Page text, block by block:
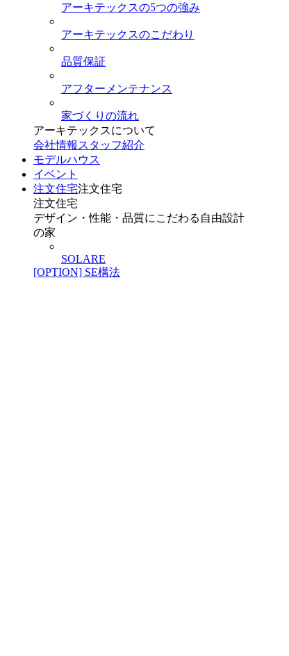
アーキテックスの5つの強み
アーキテックスのこだわり
品質保証
アフターメンテナンス
家づくりの流れ
アーキテックスについて
会社情報 スタッフ紹介
モデルハウス
イベント
注文住宅注文住宅
注文住宅
デザイン・性能・品質にこだわる自由設計
の家
SOLARE
[OPTION] SE構法